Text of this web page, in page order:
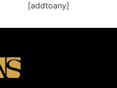
[addtoany]